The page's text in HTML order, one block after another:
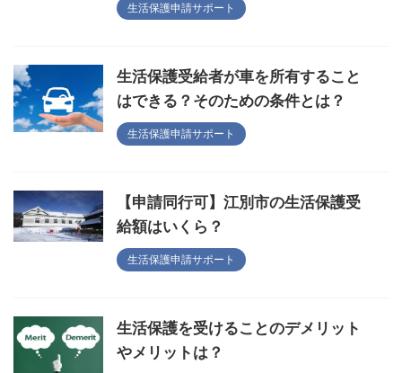
生活保護申請サポート
生活保護受給者が車を所有すること
はできる？そのための条件とは？
生活保護申請サポート
【申請同行可】江別市の生活保護受
給額はいくら？
生活保護申請サポート
生活保護を受けることのデメリット
やメリットは？